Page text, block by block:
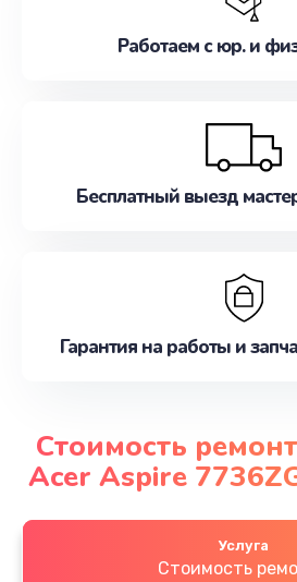
Работаем с юр. и
Бесплатный выезд
Гарантия на работы и
Стоимость
Acer Aspire
Услуга
Стоимость